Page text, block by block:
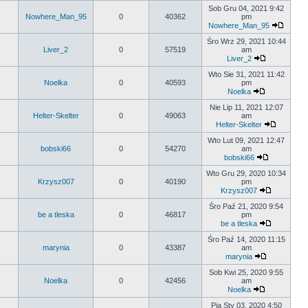
Nowhere_Man_95 0 40362
Sob Gru 04, 2021 9:42
pm
Nowhere_Man_95
Liver_2 0 57519
Śro Wrz 29, 2021 10:44
am
Liver_2
Noelka 0 40593
Wto Sie 31, 2021 11:42
pm
Noelka
Helter-Skelter 0 49063
Nie Lip 11, 2021 12:07
am
Helter-Skelter
bobski66 0 54270
Wto Lut 09, 2021 12:47
am
bobski66
Krzysz007 0 40190
Wto Gru 29, 2020 10:34
pm
Krzysz007
be a tleska 0 46817
Śro Paź 21, 2020 9:54
pm
be a tleska
marynia 0 43387
Śro Paź 14, 2020 11:15
am
marynia
Noelka 0 42456
Sob Kwi 25, 2020 9:55
am
Noelka
Pią Sty 03, 2020 4:50